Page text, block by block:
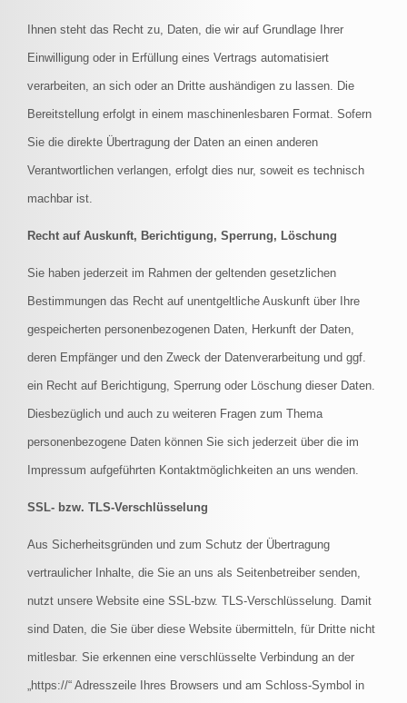
Ihnen steht das Recht zu, Daten, die wir auf Grundlage Ihrer
Einwilligung oder in Erfüllung eines Vertrags automatisiert
verarbeiten, an sich oder an Dritte aushändigen zu lassen. Die
Bereitstellung erfolgt in einem maschinenlesbaren Format. Sofern
Sie die direkte Übertragung der Daten an einen anderen
Verantwortlichen verlangen, erfolgt dies nur, soweit es technisch
machbar ist.
Recht auf Auskunft, Berichtigung, Sperrung, Löschung
Sie haben jederzeit im Rahmen der geltenden gesetzlichen
Bestimmungen das Recht auf unentgeltliche Auskunft über Ihre
gespeicherten personenbezogenen Daten, Herkunft der Daten,
deren Empfänger und den Zweck der Datenverarbeitung und ggf.
ein Recht auf Berichtigung, Sperrung oder Löschung dieser Daten.
Diesbezüglich und auch zu weiteren Fragen zum Thema
personenbezogene Daten können Sie sich jederzeit über die im
Impressum aufgeführten Kontaktmöglichkeiten an uns wenden.
SSL- bzw. TLS-Verschlüsselung
Aus Sicherheitsgründen und zum Schutz der Übertragung
vertraulicher Inhalte, die Sie an uns als Seitenbetreiber senden,
nutzt unsere Website eine SSL-bzw. TLS-Verschlüsselung. Damit
sind Daten, die Sie über diese Website übermitteln, für Dritte nicht
mitlesbar. Sie erkennen eine verschlüsselte Verbindung an der
„https://“ Adresszeile Ihres Browsers und am Schloss-Symbol in